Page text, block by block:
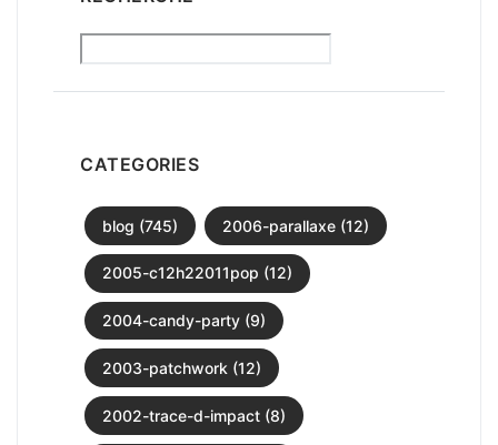
CATEGORIES
blog (745) 2006-parallaxe (12)
2005-c12h22011pop (12)
2004-candy-party (9)
2003-patchwork (12)
2002-trace-d-impact (8)